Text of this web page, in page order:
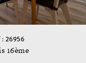
: 26956
16ème